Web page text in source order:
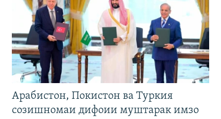
Арабистон, Покистон ва Туркия
созишномаи дифоии муштарак имзо